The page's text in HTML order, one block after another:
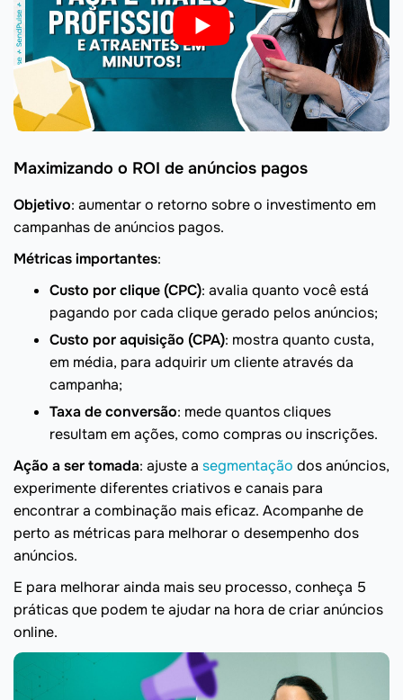
Maximizando o ROI de anúncios pagos
Objetivo: aumentar o retorno sobre o investimento em
campanhas de anúncios pagos.
Métricas importantes:
Custo por clique (CPC): avalia quanto você está
pagando por cada clique gerado pelos anúncios;
Custo por aquisição (CPA): mostra quanto custa,
em média, para adquirir um cliente através da
campanha;
Taxa de conversão: mede quantos cliques
resultam em ações, como compras ou inscrições.
Ação a ser tomada: ajuste a segmentação dos anúncios,
experimente diferentes criativos e canais para
encontrar a combinação mais eficaz. Acompanhe de
perto as métricas para melhorar o desempenho dos
anúncios.
E para melhorar ainda mais seu processo, conheça 5
práticas que podem te ajudar na hora de criar anúncios
online.